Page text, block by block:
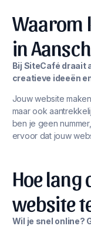
Waarom
in
Bij SiteCafé draait
creatieve ideeën
Jouw website
maar ook
ben je geen
ervoor dat jouw
Hoe
website
Wil je snel online?